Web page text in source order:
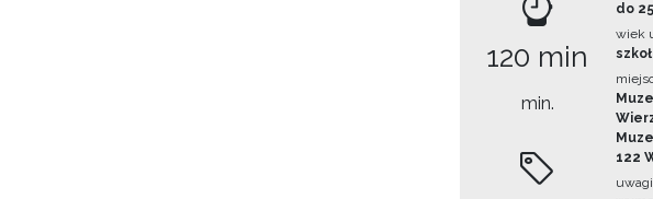
120 min
min.
do
wiek
122
uwagi